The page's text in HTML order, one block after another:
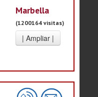
Marbella
(1200164 visitas)